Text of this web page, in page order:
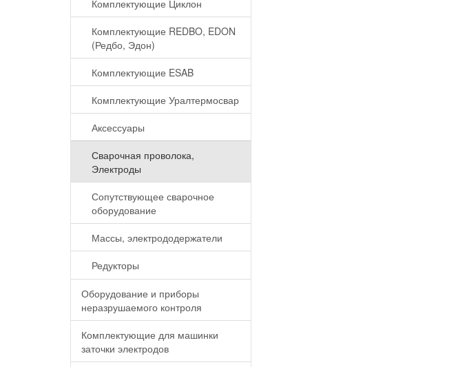
Комплектующие Циклон
Комплектующие REDBO, EDON
(Редбо, Эдон)
Комплектующие ESAB
Комплектующие Уралтермосвар
Аксессуары
Сварочная проволока,
Электроды
Сопутствующее сварочное
оборудование
Массы, электрододержатели
Редукторы
Оборудование и приборы
неразрушаемого контроля
Комплектующие для машинки
заточки электродов